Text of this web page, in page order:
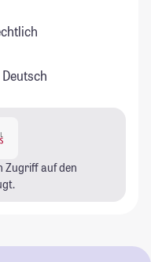
Zugriff auf den